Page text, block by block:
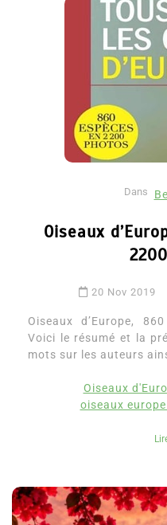
Dans
Oiseaux
20 Nov 2019
Oiseaux d’Europe,
Voici le résumé et la
mots sur les auteurs
Oiseaux
oiseaux